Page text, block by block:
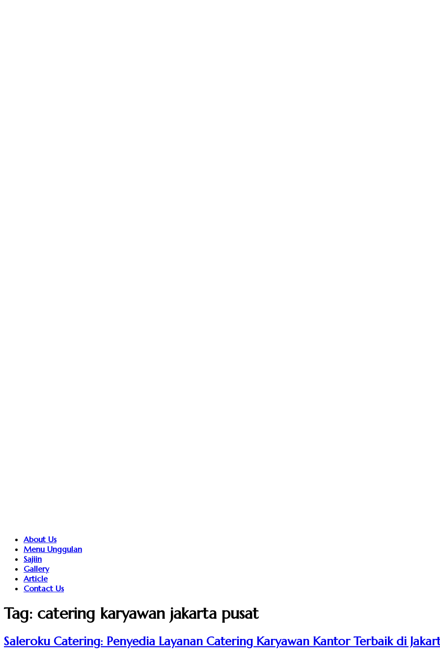
About Us
Menu Unggulan
Sajiin
Gallery
Article
Contact Us
Tag: catering karyawan jakarta pusat
Saleroku Catering: Penyedia Layanan Catering Karyawan Kantor Terbaik di